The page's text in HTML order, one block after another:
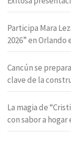
Participa Mara
2026” en
Cancún se
clave de la
La magia de
con sabor a hogar